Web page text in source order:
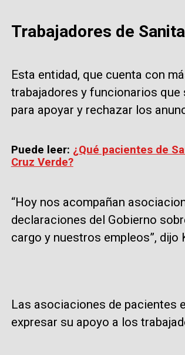
Trabajadores de
Esta entidad, que cuenta con
trabajadores y funcionarios
para apoyar y rechazar los
Puede leer: ¿Qué pacientes de
Cruz Verde?
“Hoy nos acompañan
declaraciones del Gobierno
cargo y nuestros empleos”, dijo
Las asociaciones de pacientes
expresar su apoyo a los